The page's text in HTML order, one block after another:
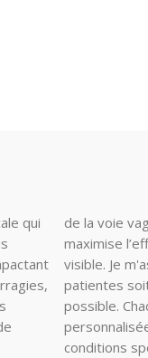
qui
de la voie
maximise
visible. Je
patientes
possible.
conditions